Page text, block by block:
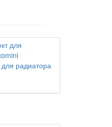
радиатора